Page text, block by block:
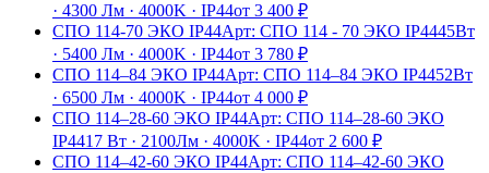
· 4300 Лм · 4000K · IP44от 3 400 ₽
СПО 114-70 ЭКО IP44Арт: СПО 114 - 70 ЭКО IP4445Вт
· 5400 Лм · 4000K · IP44от 3 780 ₽
СПО 114–84 ЭКО IP44Арт: СПО 114–84 ЭКО IP4452Вт
· 6500 Лм · 4000K · IP44от 4 000 ₽
СПО 114–28-60 ЭКО IP44Арт: СПО 114–28-60 ЭКО
IP4417 Вт · 2100Лм · 4000K · IP44от 2 600 ₽
СПО 114–42-60 ЭКО IP44Арт: СПО 114–42-60 ЭКО